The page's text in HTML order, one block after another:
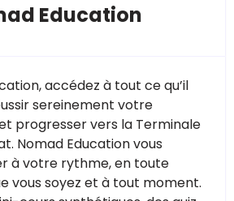
Education
accédez à tout ce qu’il
sereinement votre
progresser vers la Terminale
Nomad Education vous
à votre rythme, en toute
vous soyez et à tout moment.